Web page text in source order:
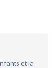
et la